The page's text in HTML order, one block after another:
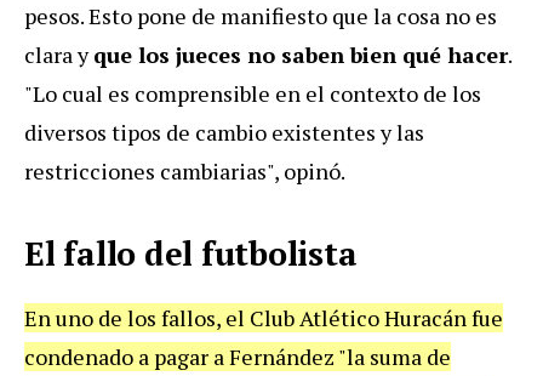
pesos. Esto pone de manifiesto que la cosa no es
clara yque los jueces no saben bien qué hacer.
"Lo cual es comprensible en el contexto de los
diversos tipos de cambio existentes y las
restricciones cambiarias", opinó.
El fallo del futbolista
En uno de los fallos, el Club Atlético Huracán fue
condenado a pagar a Fernández "la suma de